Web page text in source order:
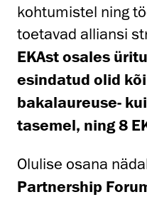
kohtumistel ning
toetavad alliansi
EKAst osales
esindatud olid
bakalaureuse-
tasemel, ning 8
Olulise osana
Partnership